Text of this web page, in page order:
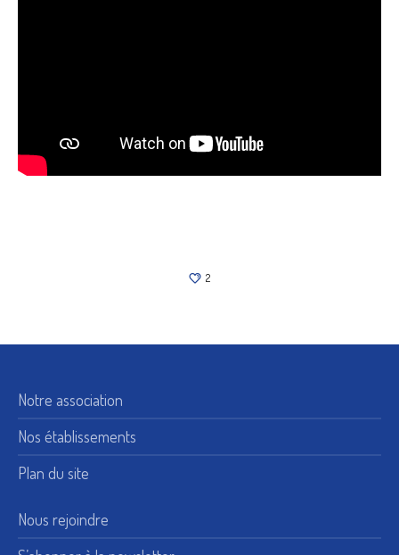
2
Notre association
Nos établissements
Plan du site
Nous rejoindre